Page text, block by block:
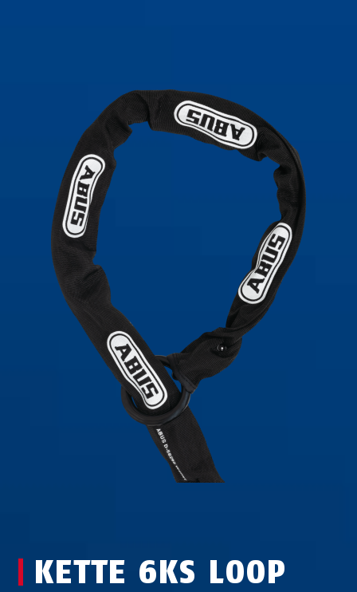
KETTE 6KS LOOP